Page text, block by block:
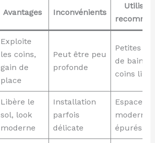
Avantages Inconvénients
Exploite
les coins,
gain de
place
Peut être peu
profonde
Petites
de bains
coins
Libère le
sol, look
moderne
Installation
parfois
délicate
Espaces
épurés